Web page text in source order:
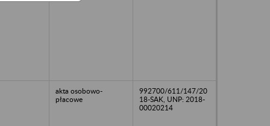
akta osobowo-
płacowe
992700/611/147/20
18-SAK, UNP: 2018-
00020214